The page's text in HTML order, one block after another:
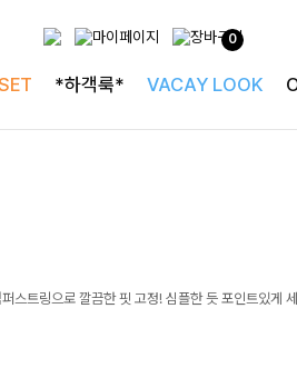
0
*하객룩* VACAY LOOK
스트링으로 깔끔한 핏 고정! 심플한 듯 포인트있게